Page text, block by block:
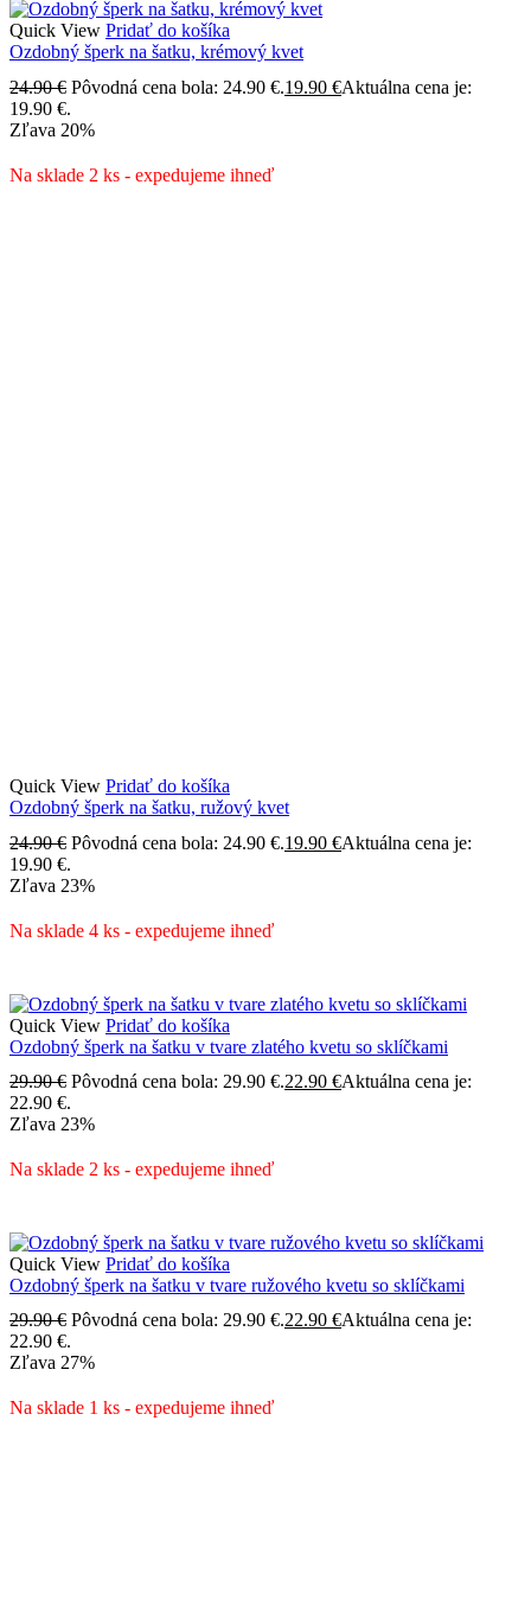
Quick View Pridať do košíka
Ozdobný šperk na šatku, krémový kvet
24.90€ Pôvodná cena bola: 24.90 €.19.90 €Aktuálna cena je:
19.90 €.
Zľava 20%
Na sklade 2 ks - expedujeme ihneď
Quick View Pridať do košíka
Ozdobný šperk na šatku, ružový kvet
24.90€ Pôvodná cena bola: 24.90 €.19.90 €Aktuálna cena je:
19.90 €.
Zľava 23%
Na sklade 4 ks - expedujeme ihneď
Quick View Pridať do košíka
Ozdobný šperk na šatku v tvare zlatého kvetu so sklíčkami
29.90€ Pôvodná cena bola: 29.90 €.22.90 €Aktuálna cena je:
22.90 €.
Zľava 23%
Na sklade 2 ks - expedujeme ihneď
Quick View Pridať do košíka
Ozdobný šperk na šatku v tvare ružového kvetu so sklíčkami
29.90€ Pôvodná cena bola: 29.90 €.22.90 €Aktuálna cena je:
22.90 €.
Zľava 27%
Na sklade 1 ks - expedujeme ihneď